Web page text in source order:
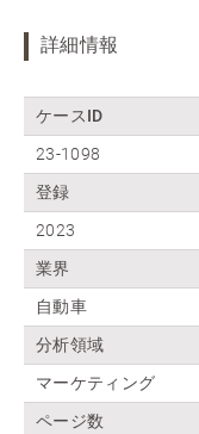
詳細情報
ケースID
23-1098
登録
2023
業界
自動車
分析領域
マーケティング
ページ数